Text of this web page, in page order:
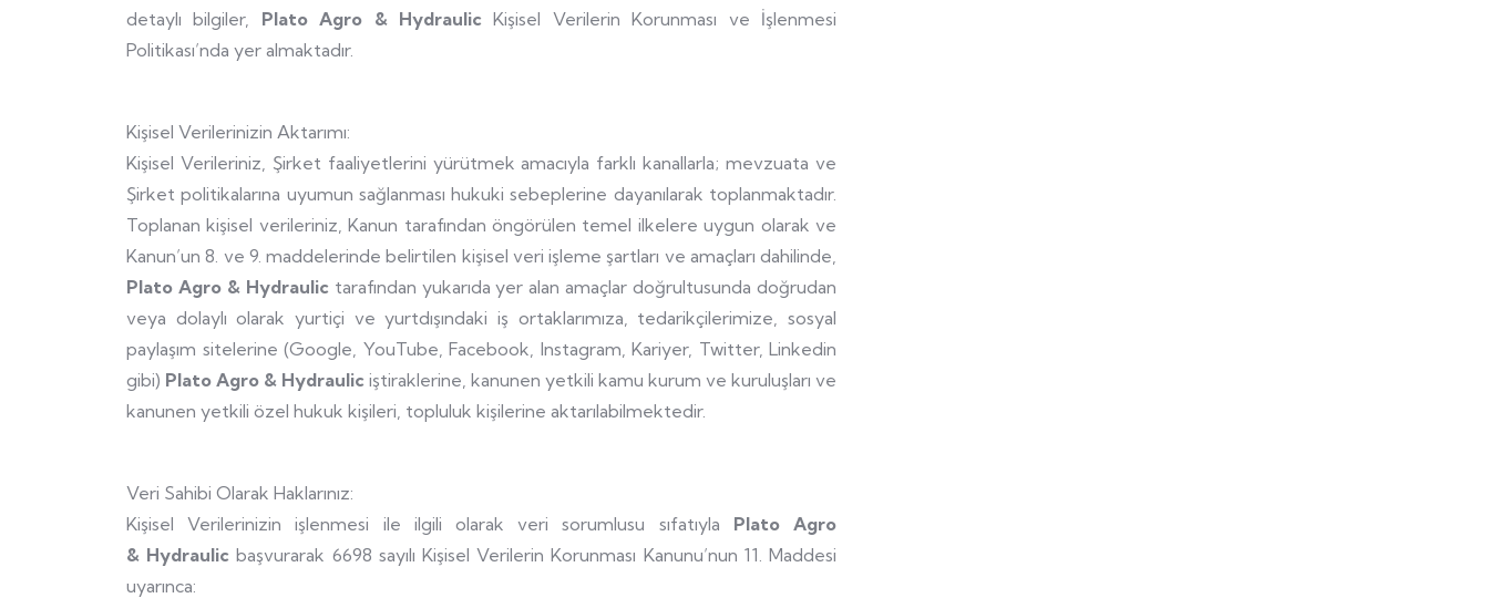
detaylı bilgiler, Plato Agro & HydraulicKişisel Verilerin Korunması ve İşlenmesi
Politikası’nda yer almaktadır.
Kişisel Verilerinizin Aktarımı:
Kişisel Verileriniz, Şirket faaliyetlerini yürütmek amacıyla farklı kanallarla; mevzuata ve
Şirket politikalarına uyumun sağlanması hukuki sebeplerine dayanılarak toplanmaktadır.
Toplanan kişisel verileriniz, Kanun tarafından öngörülen temel ilkelere uygun olarak ve
Kanun’un 8. ve 9. maddelerinde belirtilen kişisel veri işleme şartları ve amaçları dahilinde,
Plato Agro & Hydraulic tarafından yukarıda yer alan amaçlar doğrultusunda doğrudan
veya dolaylı olarak yurtiçi ve yurtdışındaki iş ortaklarımıza, tedarikçilerimize, sosyal
paylaşım sitelerine (Google, YouTube, Facebook, Instagram, Kariyer, Twitter, Linkedin
gibi) Plato Agro & Hydraulic iştiraklerine, kanunen yetkili kamu kurum ve kuruluşları ve
kanunen yetkili özel hukuk kişileri, topluluk kişilerine aktarılabilmektedir.
Veri Sahibi Olarak Haklarınız:
Kişisel Verilerinizin işlenmesi ile ilgili olarak veri sorumlusu sıfatıyla Plato Agro
& Hydraulicbaşvurarak 6698 sayılı Kişisel Verilerin Korunması Kanunu’nun 11. Maddesi
uyarınca: